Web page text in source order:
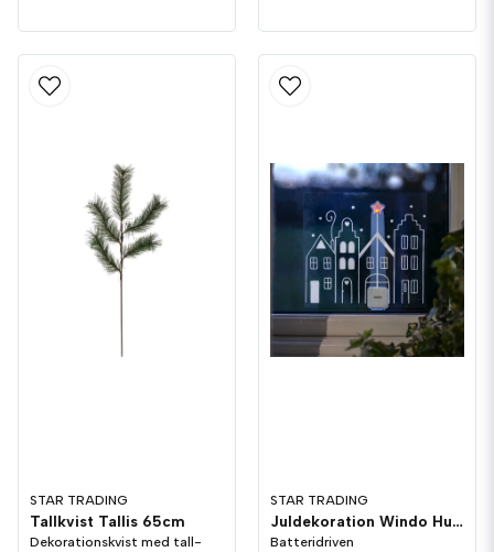
STAR TRADING
Tallkvist Tallis 65cm
Dekorationskvist med tall-
STAR TRADING
Juldekoration Windo Hus Fönster
Batteridriven